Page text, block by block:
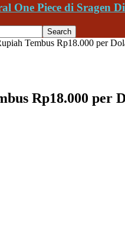
One Piece di Sragen
Tembus Rp18.000 per
Rp18.000 per